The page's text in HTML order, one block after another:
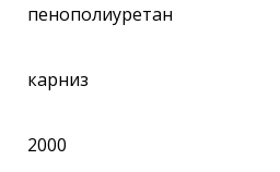
пенополиуретан
карниз
2000